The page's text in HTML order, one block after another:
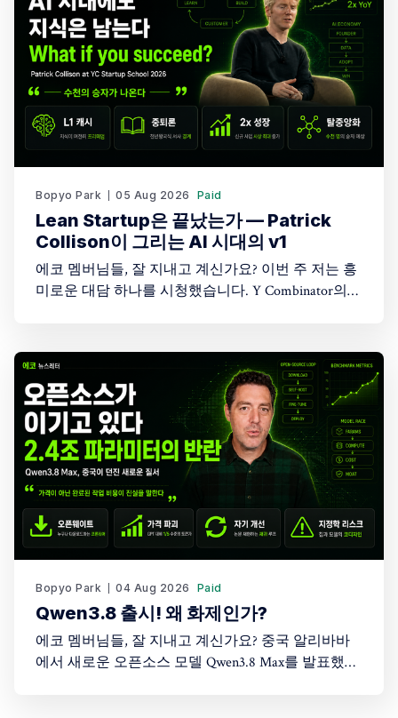
Bopyo Park 05 Aug 2026 Paid
Lean Startup은 끝났는가 — Patrick
Collison이 그리는 AI 시대의 v1
에코 멤버님들, 잘 지내고 계신가요? 이번 주 저는 흥
미로운 대담 하나를 시청했습니다. Y Combinator의
람은 20년 전 함께 창업했던 오랜 동료이고, 이 대담
은 그들이 처음 만난 시절부터 지금 AI가 뒤흔드는 지
금까지 시대를 관통하는 대화였습니다. 특히
Bopyo Park 04 Aug 2026 Paid
Qwen3.8 출시! 왜 화제인가?
에코 멤버님들, 잘 지내고 계신가요? 중국 알리바바
에서 새로운 오픈소스 모델 Qwen3.8 Max를 발표했습